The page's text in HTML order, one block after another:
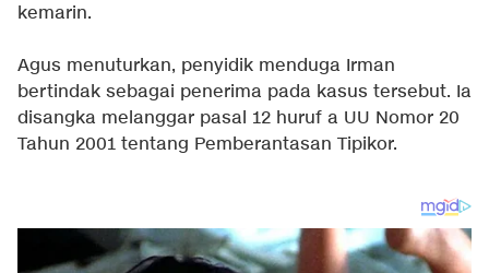
kemarin.
Agus menuturkan, penyidik menduga Irman
bertindak sebagai penerima pada kasus tersebut. Ia
disangka melanggar pasal 12 huruf a UU Nomor 20
Tahun 2001 tentang Pemberantasan Tipikor.